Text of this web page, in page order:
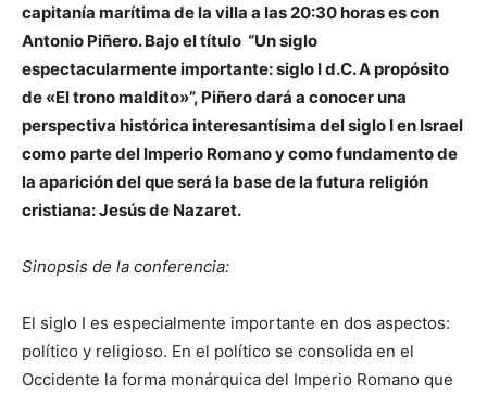
capitanía marítima de la villa a las 20:30 horas es con
Antonio Piñero. Bajo el título “Un siglo
espectacularmente importante: siglo I d.C. A propósito
de «El trono maldito»”, Piñero dará a conocer una
perspectiva histórica interesantísima del siglo I en Israel
como parte del Imperio Romano y como fundamento de
la aparición del que será la base de la futura religión
cristiana: Jesús de Nazaret.
Sinopsis de la conferencia:
El siglo I es especialmente importante en dos aspectos:
político y religioso. En el político se consolida en el
Occidente la forma monárquica del Imperio Romano que